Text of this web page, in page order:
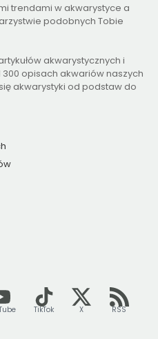
trendami w akwarystyce a
podobnych Tobie
akwarystycznych i
opisach akwariów naszych
akwarystyki od podstaw do
TikTok X RSS